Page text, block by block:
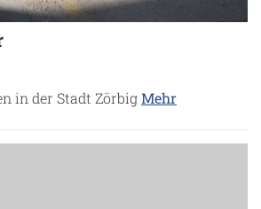
in der Stadt ZörbigMehr